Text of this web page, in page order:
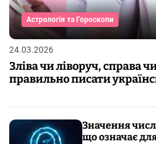
Астрологія та Гороскопи
24.03.2026
Зліва чи ліворуч, справа
правильно писати
Значення
що означає